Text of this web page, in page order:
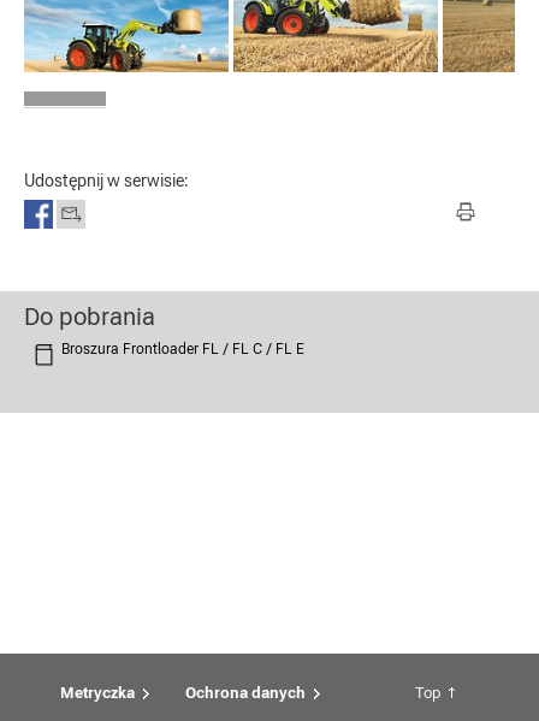
Udostępnij w serwisie:
Do pobrania
Broszura Frontloader FL / FL C / FL E
Metryczka Ochrona danych Top